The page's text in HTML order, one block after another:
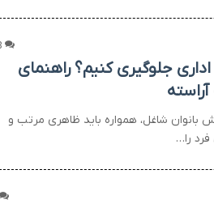
جلوگیری کنیم؟ راهنمای
بانوان شاغل، همواره باید ظاهری مرتب و
را…